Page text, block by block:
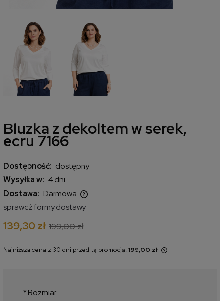
Bluzka z dekoltem w serek,
ecru 7166
Dostępność: dostępny
Wysyłka w: 4 dni
Dostawa: Darmowa
Cena nie zawiera ewentualnych kosztów płatności
sprawdź formy dostawy
139,30 zł 199,00 zł
Najniższa cena z 30 dni przed tą promocją: 199,00 zł
* Rozmiar: